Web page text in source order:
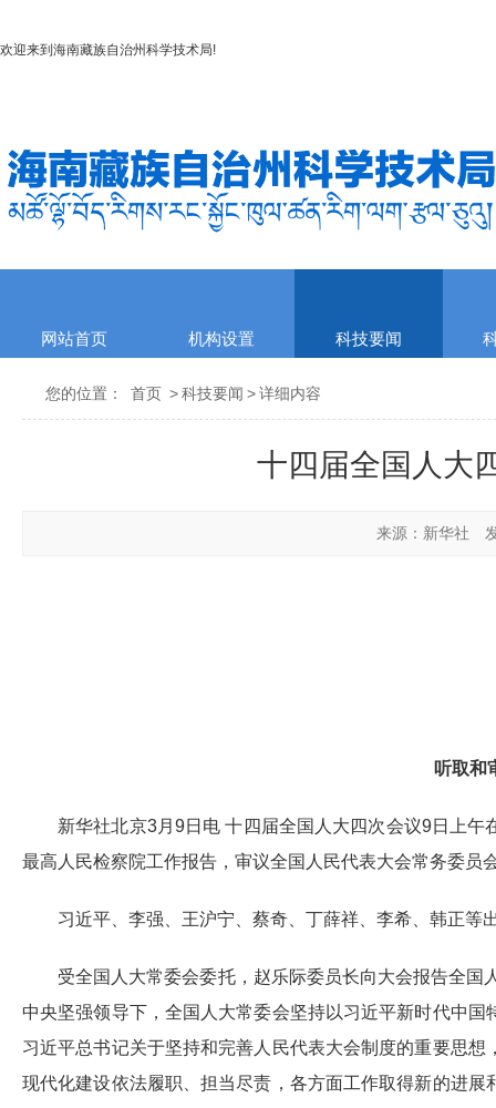
欢迎来到 海南藏族自治州科学技术局!
网站首页 机构设置 科技要闻
您的位置： 首页 >科技要闻 >详细内容
十四届全国人大
来源：新华社
听取和
新华社北京3月9日电十四届全国人大四次会议9日上午
最高人民检察院工作报告，审议全国人民代表大会常务委
习近平、李强、王沪宁、蔡奇、丁薛祥、李希、韩正等
受全国人大常委会委托，赵乐际委员长向大会报告全
中央坚强领导下，全国人大常委会坚持以习近平新时代中
习近平总书记关于坚持和完善人民代表大会制度的重要思
现代化建设依法履职、担当尽责，各方面工作取得新的进